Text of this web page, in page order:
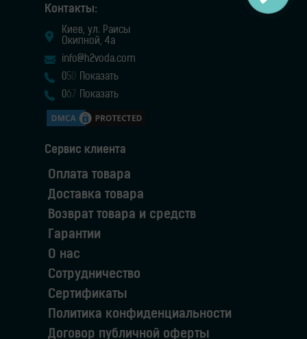
Контакты:
Киев, ул. Раисы
Окипной, 4а
info@h2voda.com
05 0
Показать
067 Показать
Сервис клиента
Оплата товара
Доставка товара
Возврат товара и средств
Гарантии
О нас
Сотрудничество
Сертификаты
Политика конфиденциальности
Договор публичной оферты